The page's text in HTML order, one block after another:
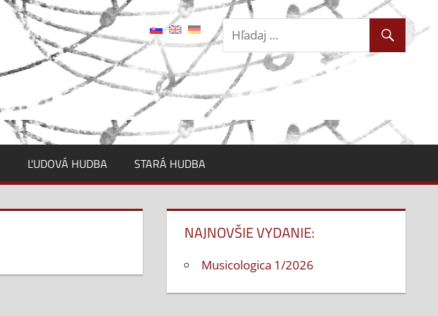
ĽUDOVÁ HUDBA STARÁ HUDBA
NAJNOVŠIE VYDANIE:
Musicologica 1/2026